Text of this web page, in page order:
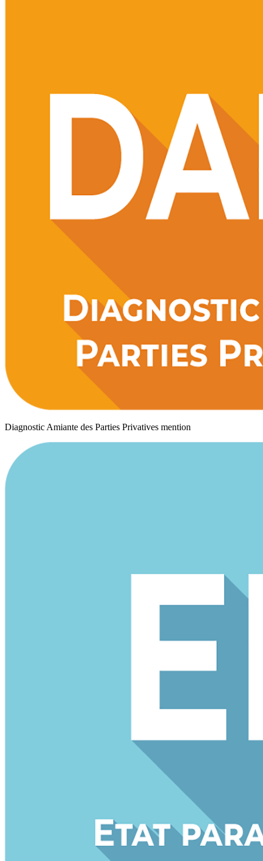
Diagnostic Amiante des Parties Privatives mention